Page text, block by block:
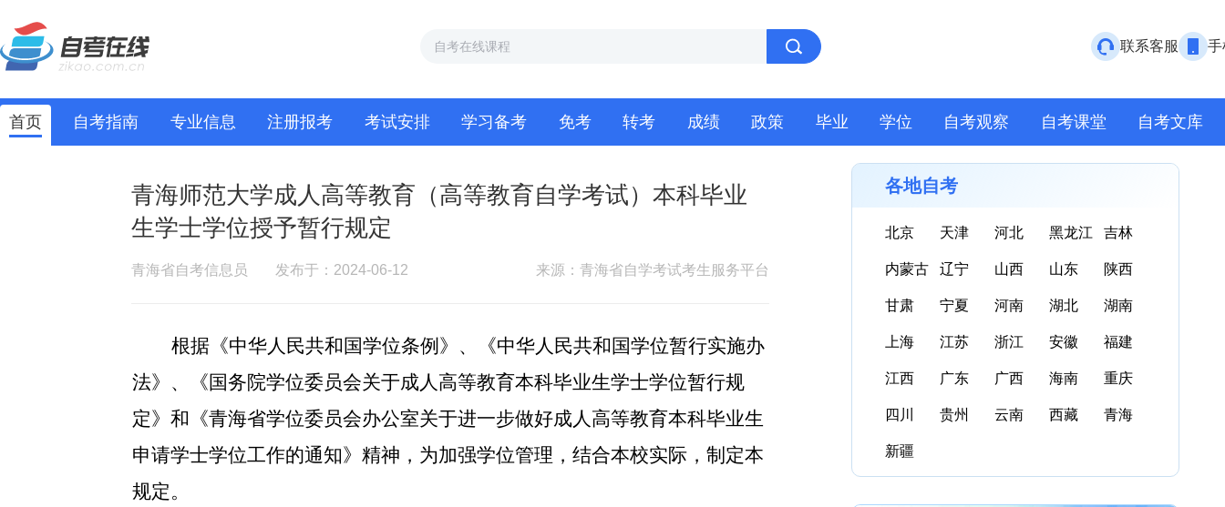
联系客服 手
首页 自考指南 专业信息 注册报考 考试安排 学习备考 免考 转考 成绩 政策 毕业 学位 自考观察 自考课堂 自考文库
青海师范大学成人高等教育（高等教育自学考试）本科毕业
生学士学位授予暂行规定
青海省自考信息员 发布于：2024-06-12 来源：青海省自学考试考生服务平台
根据《中华人民共和国学位条例》、《中华人民共和国学位暂行实施办
法》、《国务院学位委员会关于成人高等教育本科毕业生学士学位暂行规
定》和《青海省学位委员会办公室关于进一步做好成人高等教育本科毕业生
申请学士学位工作的通知》精神，为加强学位管理，结合本校实际，制定本
规定。
各地自考
北京 天津 河北 黑龙江 吉林
内蒙古 辽宁 山西 山东 陕西
甘肃 宁夏 河南 湖北 湖南
上海 江苏 浙江 安徽 福建
江西 广东 广西 海南 重庆
四川 贵州 云南 西藏 青海
新疆